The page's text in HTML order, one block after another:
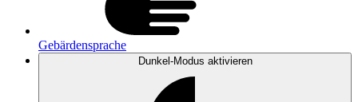
Gebärdensprache
Dunkel-Modus aktivieren